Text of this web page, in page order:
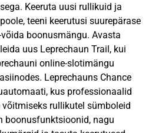
Keeruta uusi rullikuid ja
teeni keerutusi suurepärase
boonusmängu. Avasta
uus Leprechaun Trail, kui
online-slotimängu
Leprechauns Chance
kus professionaalid
rullikutel sümboleid
boonusfunktsioonid, nagu